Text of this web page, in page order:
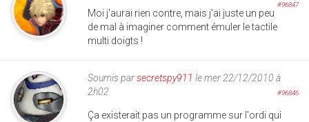
#96847
Moi j'aurai rien contre, mais j'ai juste un peu
de mal à imaginer comment émuler le tactile
multi doigts !
Soumis parsecretspy911 le mer 22/12/2010 à
2h02
#96846
Ça existerait pas un programme sur l'ordi qui